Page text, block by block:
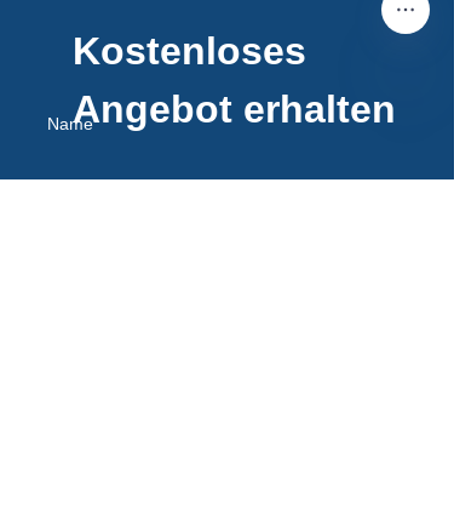
Name
Kostenloses
Angebot erhalten
DE